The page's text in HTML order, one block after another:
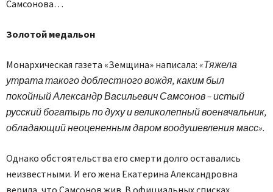
Самсонова…
Золотой медальон
Монархическая газета «Земщина» написала: «Тяжела
утрата такого доблестного вождя, каким был
покойный Александр Васильевич Самсонов – истый
русский богатырь по духу и великолепный военачальник,
обладающий неоцененным даром воодушевления масс».
Однако обстоятельства его смерти долго оставались
неизвестными. И его жена Екатерина Александровна
верила, что Самсонов жив. В официальных списках